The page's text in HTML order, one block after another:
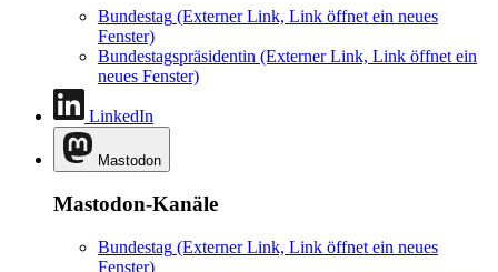
Bundestag (Externer Link, Link öffnet ein neues
Fenster)
Bundestagspräsidentin (Externer Link, Link öffnet ein
neues Fenster)
LinkedIn
Mastodon
Mastodon-Kanäle
Bundestag (Externer Link, Link öffnet ein neues
Fenster)